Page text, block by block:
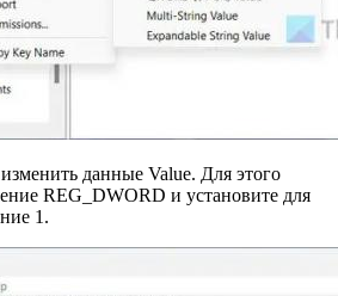
данные Value. Для этого
REG_DWORD и установите для
1.